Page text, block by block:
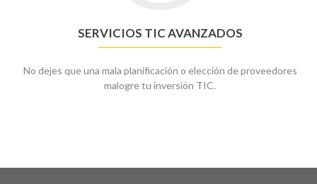
SERVICIOS TIC AVANZADOS
No dejes que una mala planificación o elección de proveedores
malogre tu inversión TIC.